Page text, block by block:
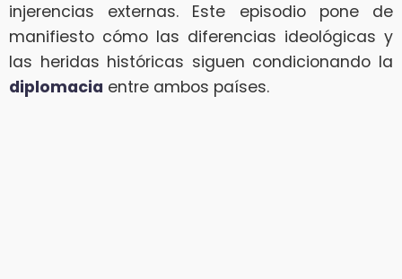
injerencias externas. Este episodio pone de
manifiesto cómo las diferencias ideológicas y
las heridas históricas siguen condicionando la
diplomacia entre ambos países.